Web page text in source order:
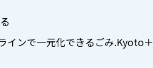
インで一元化できるごみ.Kyoto＋